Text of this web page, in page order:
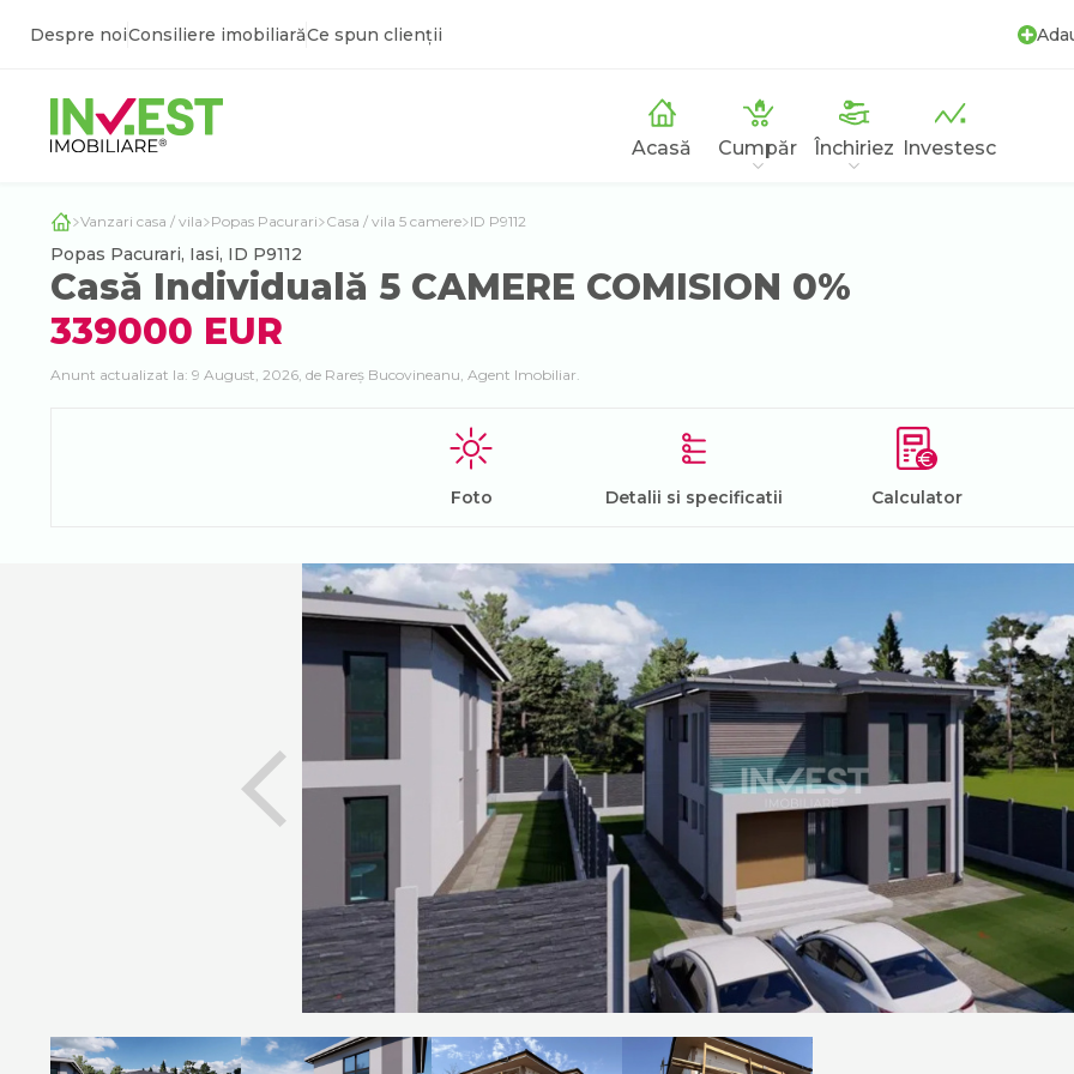
Despre noiConsiliere imobiliarăCe spun clienții
Acasă Cumpăr Închiriez Investesc
Vanzari casa / vila Popas Pacurari Casa / vila 5 camere ID P9112
Popas Pacurari, Iasi, ID P9112
Casă Individuală 5 CAMERE COMISION 0%
339000 EUR
Anunt actualizat la: 9 August, 2026, de Rareș Bucovineanu, Agent Imobiliar.
Foto Detalii si specificatii Calculator